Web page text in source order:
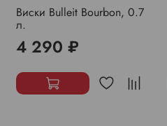
Виски Bulleit Bourbon, 0.7
л.
4 290 ₽